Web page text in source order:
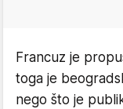
Francuz je
toga je
nego što je